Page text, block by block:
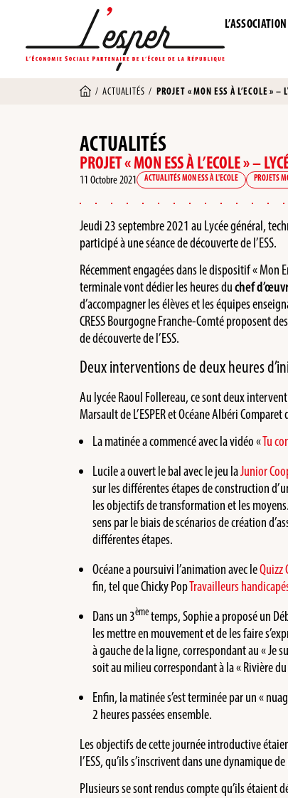
L’ASSOCIATION
/ACTUALITÉS / PROJET « MON ESS À L’ECOLE » –
ACTUALITÉS
PROJET « MON ESS À L’ECOLE » –
11 Octobre 2021 ACTUALITÉS MON ESS À L'ECOLE PROJETS
Jeudi 23 septembre 2021 au Lycée général,
participé à une séance de découverte de l’ESS.
Récemment engagées dans le dispositif « Mon
terminale vont dédier les heures duchef
d’accompagner les élèves et les équipes
CRESS Bourgogne Franche-Comté proposent
de découverte de l’ESS.
Deux interventions de deux heures
Au lycée Raoul Follereau, ce sont deux
Marsault de L’ESPER et Océane Albéri Comparet
La matinée a commencé avec la vidéo «Tu
Lucile a ouvert le bal avec le jeu laJunior
sur les différentes étapes de construction
les objectifs de transformation et les
sens par le biais de scénarios de création
différentes étapes.
Océane a poursuivi l’animation avec leQuizz
fin, tel que Chicky PopTravailleurs
Dans un 3èmetemps, Sophie a proposé un
les mettre en mouvement et de les faire
à gauche de la ligne, correspondant au « Je
soit au milieu correspondant à la « Rivière
Enfin, la matinée s’est terminée par un «
2 heures passées ensemble.
Les objectifs de cette journée introductive
l’ESS, qu’ils s’inscrivent dans une dynamique
Plusieurs se sont rendus compte qu’ils étaient